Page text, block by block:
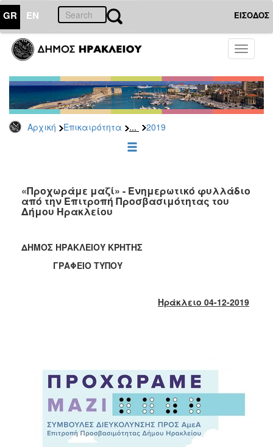
GR EN ΕΙΣΟΔΟΣ
Toggle
Αρχική Επικαιρότητα ... 2019
ΕΠΙΚΑΙΡΟΤΗΤΑ
Τύπου
Αρχείο
2026
2025
2022
2021
2019
2018
2011
2010
2006
«Προχωράμε μαζί» - Ενημερωτικό φυλλάδιο
από την Επιτροπή Προσβασιμότητας του
Δήμου Ηρακλείου
ΔΗΜΟΣ ΗΡΑΚΛΕΙΟΥ ΚΡΗΤΗΣ
ΓΡΑΦΕΙΟ ΤΥΠΟΥ
Ηράκλειο 04-12-2019